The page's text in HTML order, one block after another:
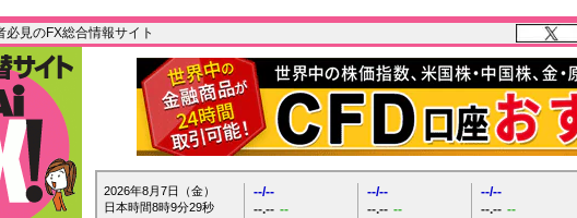
必見のFX総合情報サイト
2026年8月7日（金）
日本時間8時9分31秒
--/--
--.-- --
--/--
--.-- --
--/--
--.-- --